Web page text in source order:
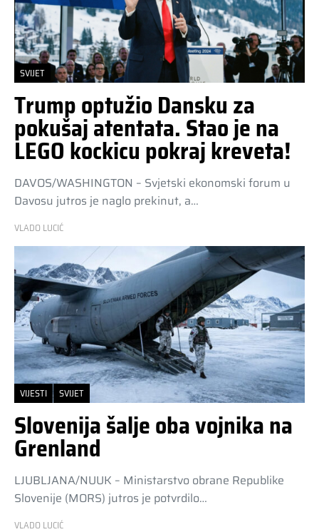
SVIJET
Trump optužio Dansku za
pokušaj atentata. Stao je na
LEGO kockicu pokraj kreveta!
DAVOS/WASHINGTON – Svjetski ekonomski forum u
Davosu jutros je naglo prekinut, a…
VLADO LUCIĆ
VIJESTI SVIJET
Slovenija šalje oba vojnika na
Grenland
LJUBLJANA/NUUK – Ministarstvo obrane Republike
Slovenije (MORS) jutros je potvrdilo…
VLADO LUCIĆ